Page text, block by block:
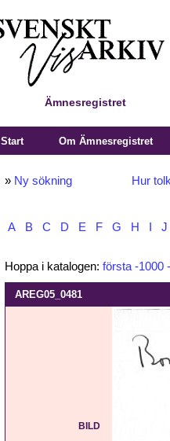
Ämnesregistret
Start Om Ämnesregistret
» Ny sökning Hur
A B C D E F G H J
Hoppa i katalogen: första -1000
AREG05_0481
BILD